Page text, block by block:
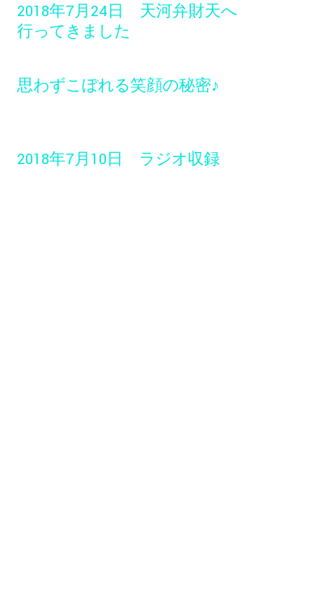
2018年7月24日 天河弁財天へ
行ってきました
思わずこぼれる笑顔の秘密♪
2018年7月10日 ラジオ収録